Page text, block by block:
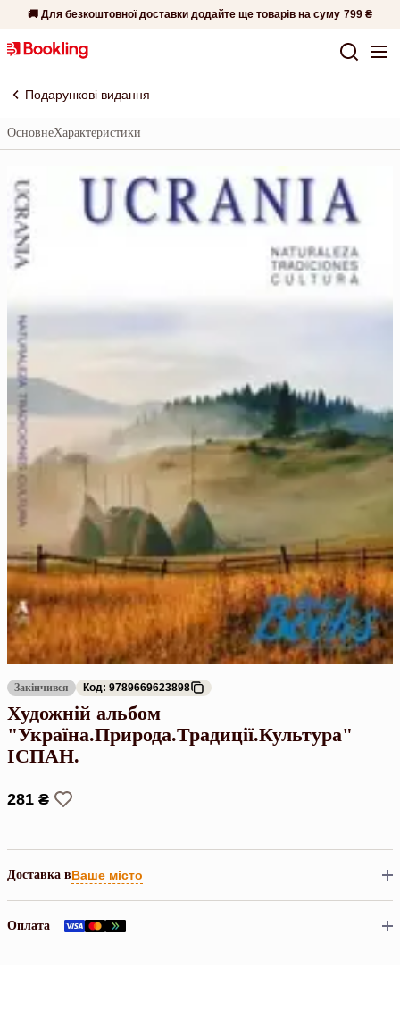
🚚 Для безкоштовної доставки додайте ще товарів на суму 799 ₴
Подарункові видання
ОсновнеХарактеристики
Закінчився Код: 9789669623898
Художній альбом
"Україна.Природа.Традиції.Культура"
ІСПАН.
281 ₴
Доставка вВаше місто
Оплата